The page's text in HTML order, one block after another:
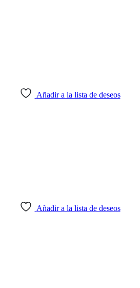
Añadir a la lista de deseos
Añadir a la lista de deseos